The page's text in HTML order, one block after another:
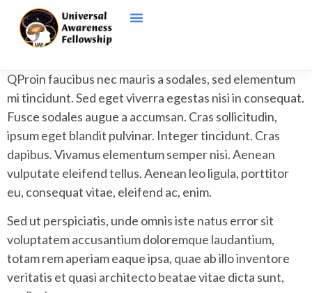
QProin faucibus nec mauris a sodales, sed elementum
mi tincidunt. Sed eget viverra egestas nisi in consequat.
Fusce sodales augue a accumsan. Cras sollicitudin,
ipsum eget blandit pulvinar. Integer tincidunt. Cras
dapibus. Vivamus elementum semper nisi. Aenean
vulputate eleifend tellus. Aenean leo ligula, porttitor
eu, consequat vitae, eleifend ac, enim.
Sed ut perspiciatis, unde omnis iste natus error sit
voluptatem accusantium doloremque laudantium,
totam rem aperiam eaque ipsa, quae ab illo inventore
veritatis et quasi architecto beatae vitae dicta sunt,